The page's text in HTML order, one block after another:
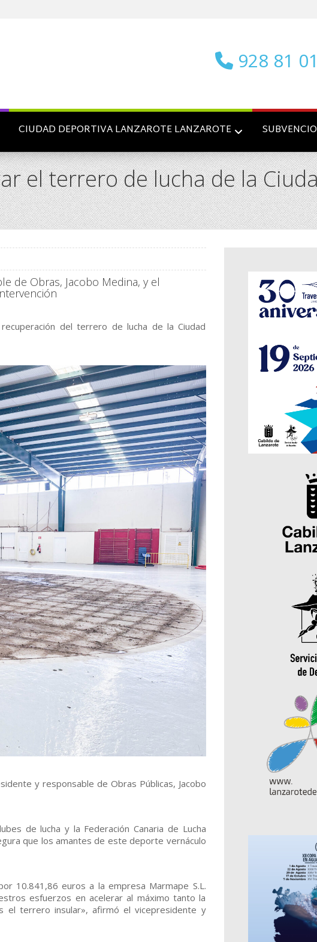
928 81
CIUDAD DEPORTIVA LANZAROTE LANZAROTE
el terrero de lucha de la
de Obras, Jacobo Medina, y el
del terrero de lucha de la Ciudad
y responsable de Obras Públicas, Jacobo
de lucha y la Federación Canaria de Lucha
que los amantes de este deporte vernáculo
10.841,86 euros a la empresa Marmape S.L.
esfuerzos en acelerar al máximo tanto la
el terrero insular», afirmó el vicepresidente y